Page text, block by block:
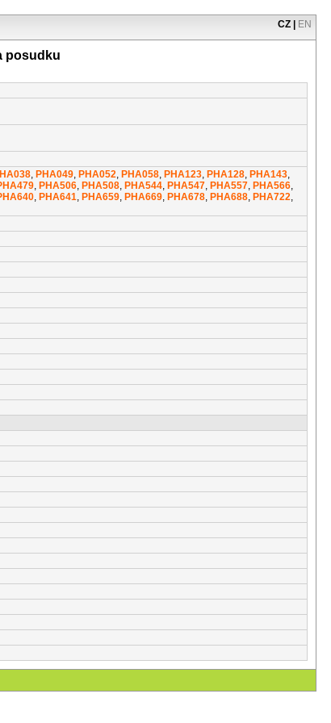
CZ EN
posudku
, PHA049, PHA052, PHA058, PHA123, PHA128, PHA143,
, PHA506, PHA508, PHA544, PHA547, PHA557, PHA566,
, PHA641, PHA659, PHA669, PHA678, PHA688, PHA722,